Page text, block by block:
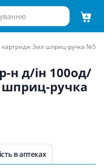
картридж 3мл шприц-ручка №5
н д/iн 100од/
ручка
в аптеках